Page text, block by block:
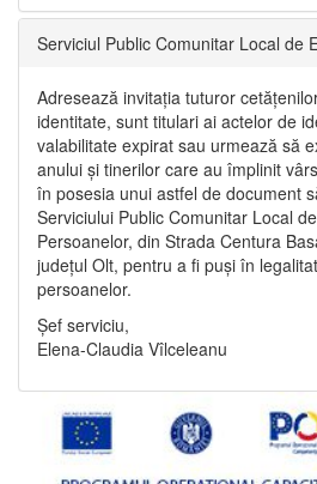
Serviciul Public Comunitar Local de
Adresează invitația tuturor
identitate, sunt titulari ai actelor de
valabilitate expirat sau urmează să
anului și tinerilor care au împlinit
în posesia unui astfel de document
Serviciului Public Comunitar Local
Persoanelor, din Strada Centura
județul Olt, pentru a fi puși în
persoanelor.
Șef serviciu,
Elena-Claudia Vîlceleanu